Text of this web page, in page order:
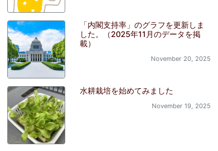
「内閣支持率」のグラフを更新しま
した。（2025年11月のデータを掲
載）
November 20, 2025
水耕栽培を始めてみました
November 19, 2025